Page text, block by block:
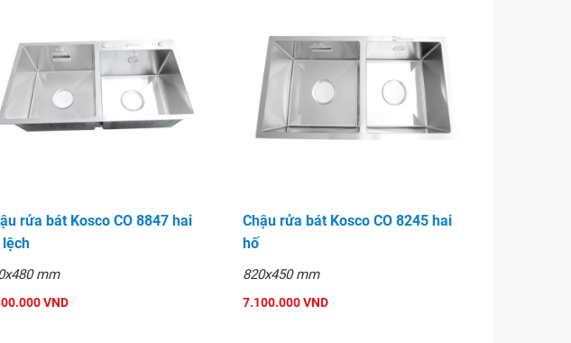
rửa bát Kosco CO 8847 hai
lệch
mm
VND
Chậu rửa bát Kosco CO 8245 hai
hố
820x450 mm
7.100.000 VND